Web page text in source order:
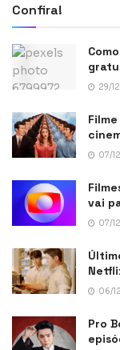
Confira!
29/
07/
vai
07/
06/
Pro